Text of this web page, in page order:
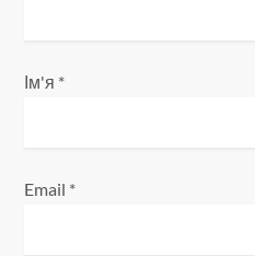
Ім'я *
Email *